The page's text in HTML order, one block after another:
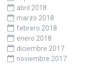
abril 2018
marzo 2018
febrero 2018
enero 2018
diciembre 2017
noviembre 2017